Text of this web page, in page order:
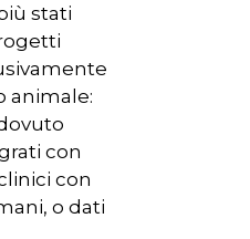
stati
animale:
con
con
o dati